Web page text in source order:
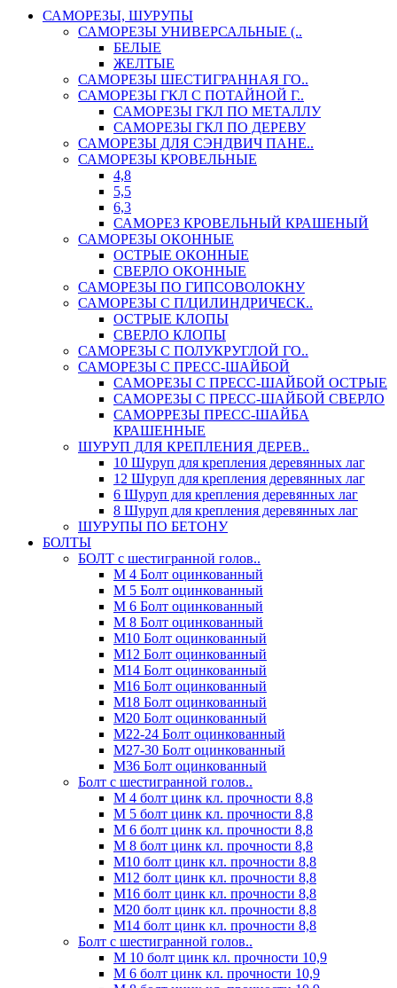
САМОРЕЗЫ, ШУРУПЫ
САМОРЕЗЫ УНИВЕРСАЛЬНЫЕ (..
БЕЛЫЕ
ЖЕЛТЫЕ
САМОРЕЗЫ ШЕСТИГРАННАЯ ГО..
САМОРЕЗЫ ГКЛ С ПОТАЙНОЙ Г..
САМОРЕЗЫ ГКЛ ПО МЕТАЛЛУ
САМОРЕЗЫ ГКЛ ПО ДЕРЕВУ
САМОРЕЗЫ ДЛЯ СЭНДВИЧ ПАНЕ..
САМОРЕЗЫ КРОВЕЛЬНЫЕ
4,8
5,5
6,3
САМОРЕЗ КРОВЕЛЬНЫЙ КРАШЕНЫЙ
САМОРЕЗЫ ОКОННЫЕ
ОСТРЫЕ ОКОННЫЕ
СВЕРЛО ОКОННЫЕ
САМОРЕЗЫ ПО ГИПСОВОЛОКНУ
САМОРЕЗЫ С П/ЦИЛИНДРИЧЕСК..
ОСТРЫЕ КЛОПЫ
СВЕРЛО КЛОПЫ
САМОРЕЗЫ С ПОЛУКРУГЛОЙ ГО..
САМОРЕЗЫ С ПРЕСС-ШАЙБОЙ
САМОРЕЗЫ С ПРЕСС-ШАЙБОЙ ОСТРЫЕ
САМОРЕЗЫ С ПРЕСС-ШАЙБОЙ СВЕРЛО
САМОРРЕЗЫ ПРЕСС-ШАЙБА
КРАШЕННЫЕ
ШУРУП ДЛЯ КРЕПЛЕНИЯ ДЕРЕВ..
10 Шуруп для крепления деревянных лаг
12 Шуруп для крепления деревянных лаг
6 Шуруп для крепления деревянных лаг
8 Шуруп для крепления деревянных лаг
ШУРУПЫ ПО БЕТОНУ
БОЛТЫ
БОЛТ с шестигранной голов..
М 4 Болт оцинкованный
М 5 Болт оцинкованный
М 6 Болт оцинкованный
М 8 Болт оцинкованный
М10 Болт оцинкованный
М12 Болт оцинкованный
М14 Болт оцинкованный
М16 Болт оцинкованный
М18 Болт оцинкованный
М20 Болт оцинкованный
М22-24 Болт оцинкованный
М27-30 Болт оцинкованный
М36 Болт оцинкованный
Болт с шестигранной голов..
М 4 болт цинк кл. прочности 8,8
М 5 болт цинк кл. прочности 8,8
М 6 болт цинк кл. прочности 8,8
М 8 болт цинк кл. прочности 8,8
М10 болт цинк кл. прочности 8,8
М12 болт цинк кл. прочности 8,8
М16 болт цинк кл. прочности 8,8
М20 болт цинк кл. прочности 8,8
М14 болт цинк кл. прочности 8,8
Болт с шестигранной голов..
М 10 болт цинк кл. прочности 10,9
М 6 болт цинк кл. прочности 10,9